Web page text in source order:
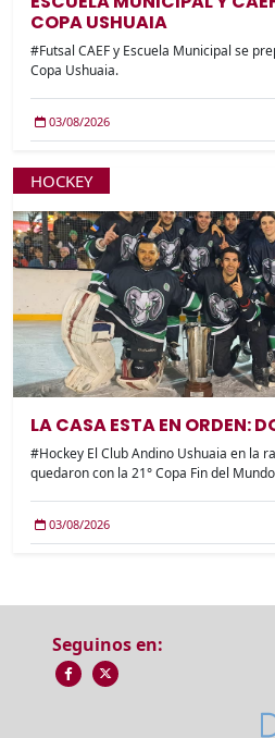
COPA USHUAIA
#Futsal CAEF y Escuela Municipal se
Copa Ushuaia.
03/08/2026
HOCKEY
LA CASA ESTA EN ORDEN:
#Hockey El Club Andino Ushuaia en la
quedaron con la 21° Copa Fin del
03/08/2026
Seguinos en: